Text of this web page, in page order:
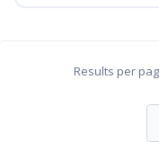
Results per